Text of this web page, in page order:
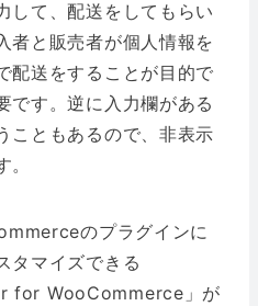
して、配送をしてもらい
者と販売者が個人情報を
配送をすることが目的で
です。逆に入力欄がある
こともあるので、非表示
のプラグインに
タマイズできる
for WooCommerce」が